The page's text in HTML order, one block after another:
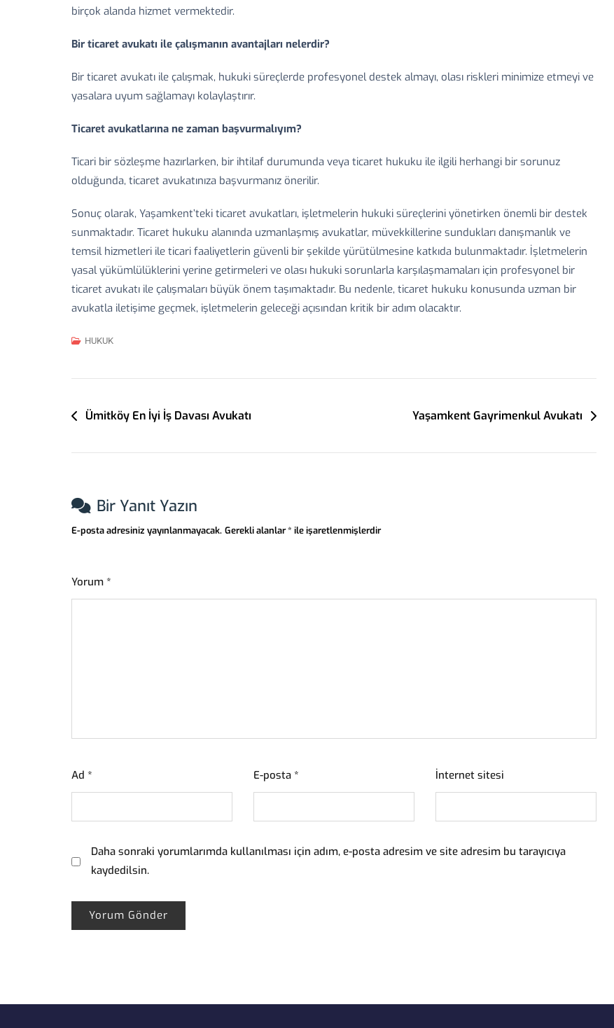
birçok alanda hizmet vermektedir.
Bir ticaret avukatı ile çalışmanın avantajları nelerdir?
Bir ticaret avukatı ile çalışmak, hukuki süreçlerde profesyonel destek almayı, olası riskleri minimize etmeyi ve
yasalara uyum sağlamayı kolaylaştırır.
Ticaret avukatlarına ne zaman başvurmalıyım?
Ticari bir sözleşme hazırlarken, bir ihtilaf durumunda veya ticaret hukuku ile ilgili herhangi bir sorunuz
olduğunda, ticaret avukatınıza başvurmanız önerilir.
Sonuç olarak, Yaşamkent’teki ticaret avukatları, işletmelerin hukuki süreçlerini yönetirken önemli bir destek
sunmaktadır. Ticaret hukuku alanında uzmanlaşmış avukatlar, müvekkillerine sundukları danışmanlık ve
temsil hizmetleri ile ticari faaliyetlerin güvenli bir şekilde yürütülmesine katkıda bulunmaktadır. İşletmelerin
yasal yükümlülüklerini yerine getirmeleri ve olası hukuki sorunlarla karşılaşmamaları için profesyonel bir
ticaret avukatı ile çalışmaları büyük önem taşımaktadır. Bu nedenle, ticaret hukuku konusunda uzman bir
avukatla iletişime geçmek, işletmelerin geleceği açısından kritik bir adım olacaktır.
HUKUK
YazıÜmitköy En İyi İş Davası Avukatı Yaşamkent Gayrimenkul Avukatı
Bir Yanıt Yazın
E-posta adresiniz yayınlanmayacak. Gerekli alanlar* ile işaretlenmişlerdir
Yorum *
Ad * E-posta * İnternet sitesi
Daha sonraki yorumlarımda kullanılması için adım, e-posta adresim ve site adresim bu tarayıcıya
kaydedilsin.